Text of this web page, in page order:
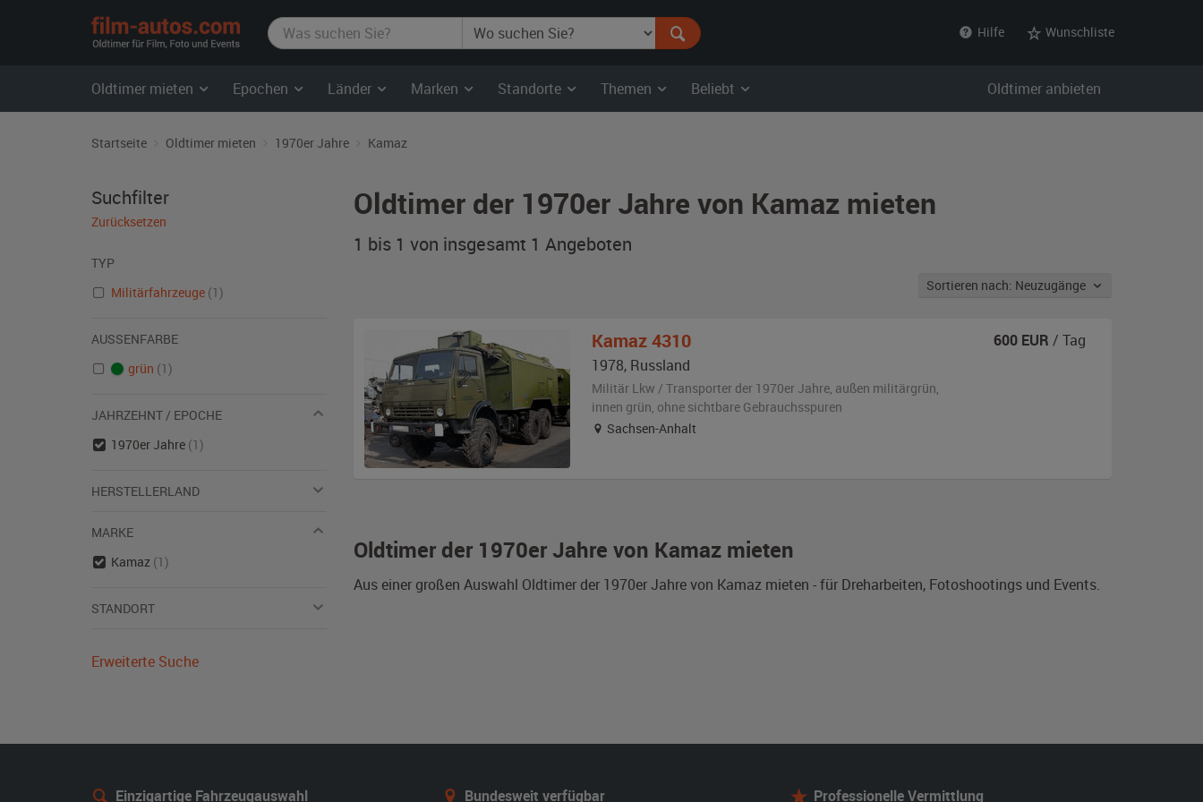
film-
autos.com
Hilfe Wunschliste
Oldtimer mieten Epochen Länder Marken Standorte Themen Beliebt Oldtimer anbieten
Startseite Oldtimer mieten 1970er Jahre Kamaz
Oldtimer der 1970er Jahre von Kamaz mieten
1 bis 1 von insgesamt 1 Angeboten
Sortieren nach: Neuzugänge
Oldtimer der 1970er Jahre von Kamaz mieten
Aus einer großen Auswahl Oldtimer der 1970er Jahre von Kamaz mieten - für Dreharbeiten, Fotoshootings und Events.
Kamaz 4310
1978, Russland
Militär Lkw / Transporter der 1970er Jahre, außen militärgrün,
innen grün, ohne sichtbare Gebrauchsspuren
Sachsen-Anhalt
600 EUR / Tag
Suchfilter
Zurücksetzen
TYP
Militärfahrzeuge (1)
AUSSENFARBE
grün (1)
JAHRZEHNT / EPOCHE
1970er Jahre (1)
HERSTELLERLAND
MARKE
Kamaz (1)
STANDORT
Erweiterte Suche
Einzigartige Fahrzeugauswahl Bundesweit verfügbar Professionelle Vermittlung